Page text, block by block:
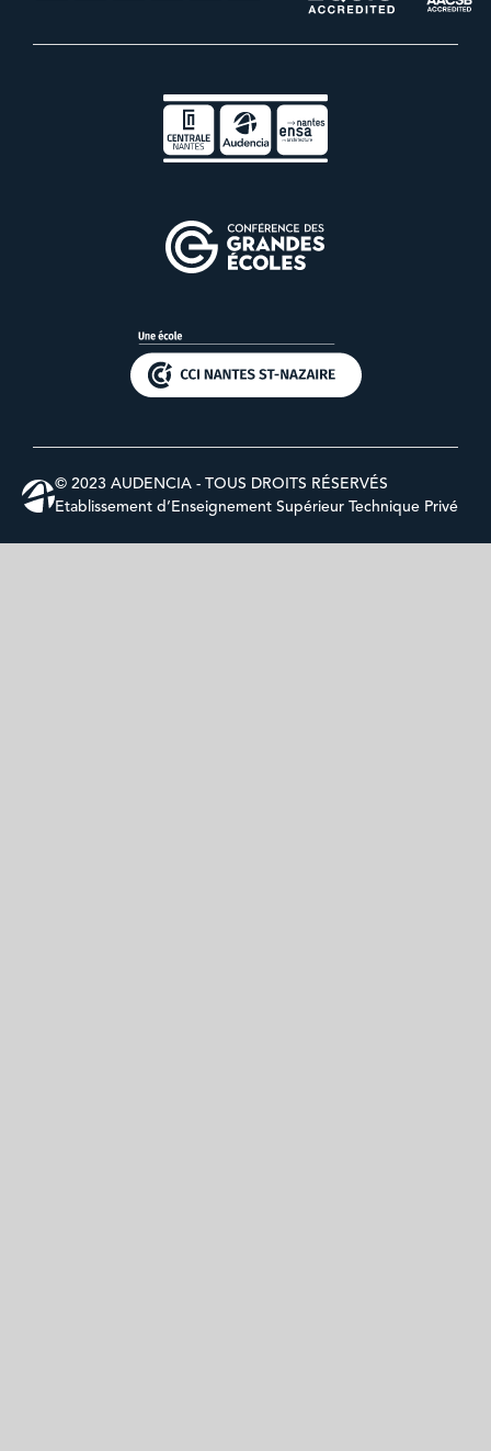
© 2023 AUDENCIA - TOUS DROITS RÉSERVÉS
Etablissement d’Enseignement Supérieur Technique Privé